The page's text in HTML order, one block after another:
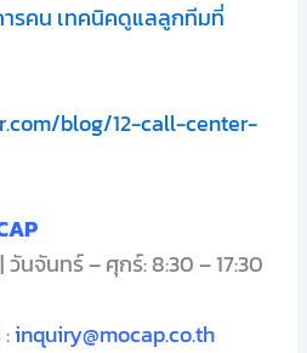
รคน เทคนิคดูแลลูกทีมที่
blog/12-call-center-
นจันทร์ – ศุกร์: 8:30 – 17:30
:inquiry@mocap.co.th